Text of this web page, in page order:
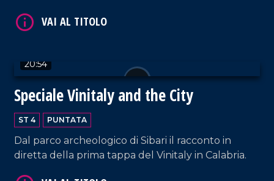
20:54
Speciale Vinitaly and the City
ST 4 PUNTATA
Dal parco archeologico di Sibari il racconto in
diretta della prima tappa del Vinitaly in Calabria.